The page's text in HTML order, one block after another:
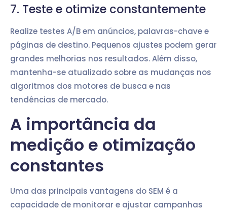
7. Teste e otimize constantemente
Realize testes A/B em anúncios, palavras-chave e
páginas de destino. Pequenos ajustes podem gerar
grandes melhorias nos resultados. Além disso,
mantenha-se atualizado sobre as mudanças nos
algoritmos dos motores de busca e nas
tendências de mercado.
A importância da
medição e otimização
constantes
Uma das principais vantagens do SEM é a
capacidade de monitorar e ajustar campanhas